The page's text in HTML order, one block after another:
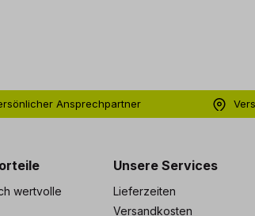
Ansprechpartner
wertvolle
Unsere Services
Lieferzeiten
Versandkosten